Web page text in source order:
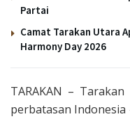
Partai
Camat Tarakan Utara
Harmony Day 2026
TARAKAN –
perbatasan